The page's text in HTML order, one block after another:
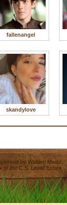
fallenangel
skandylove
byWalden Media
or the C.S. Lewis Estate.